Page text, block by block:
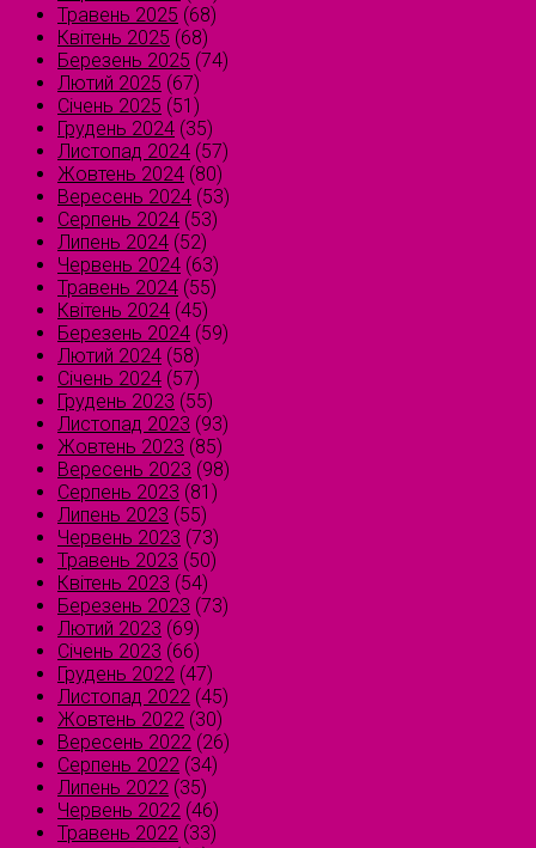
Травень 2025 (68)
Квітень 2025 (68)
Березень 2025 (74)
Лютий 2025 (67)
Січень 2025 (51)
Грудень 2024 (35)
Листопад 2024 (57)
Жовтень 2024 (80)
Вересень 2024 (53)
Серпень 2024 (53)
Липень 2024 (52)
Червень 2024 (63)
Травень 2024 (55)
Квітень 2024 (45)
Березень 2024 (59)
Лютий 2024 (58)
Січень 2024 (57)
Грудень 2023 (55)
Листопад 2023 (93)
Жовтень 2023 (85)
Вересень 2023 (98)
Серпень 2023 (81)
Липень 2023 (55)
Червень 2023 (73)
Травень 2023 (50)
Квітень 2023 (54)
Березень 2023 (73)
Лютий 2023 (69)
Січень 2023 (66)
Грудень 2022 (47)
Листопад 2022 (45)
Жовтень 2022 (30)
Вересень 2022 (26)
Серпень 2022 (34)
Липень 2022 (35)
Червень 2022 (46)
Травень 2022 (33)